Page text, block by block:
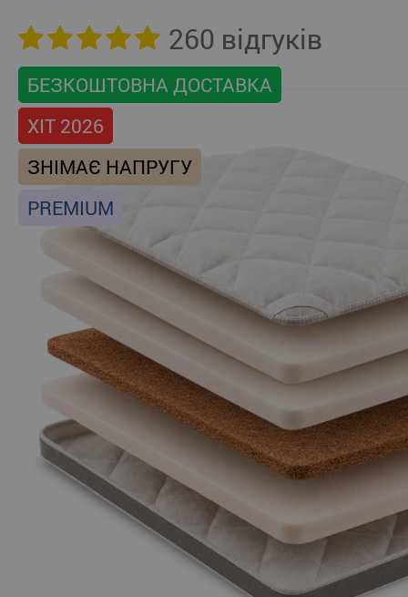
260 відгуків
БЕЗКОШТОВНА ДОСТАВКА
ХІТ 2026
ЗНІМАЄ НАПРУГУ
PREMIUM